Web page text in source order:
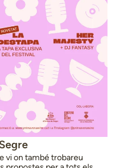
vi on també trobareu